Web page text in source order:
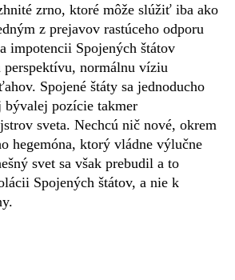
zrno, ktoré môže slúžiť iba ako
z prejavov rastúceho odporu
impotencii Spojených štátov
normálnu víziu
Spojené štáty sa jednoducho
bývalej pozície takmer
sveta. Nechcú nič nové, okrem
hegemóna, ktorý vládne výlučne
svet sa však prebudil a to
Spojených štátov, a nie k